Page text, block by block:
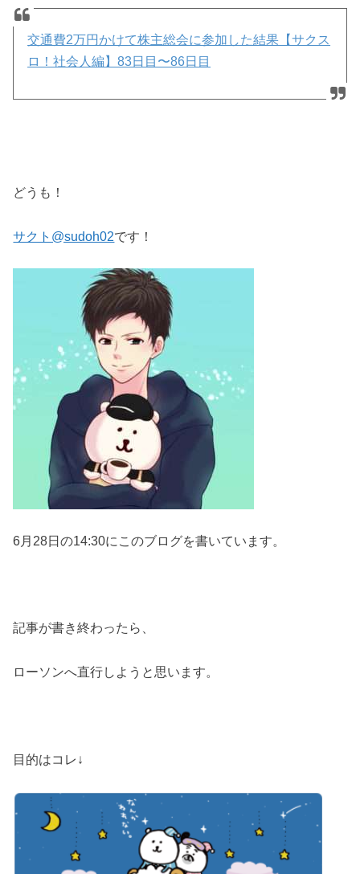
交通費2万円かけて株主総会に参加した結果【サクス
ロ！社会人編】83日目〜86日目
どうも！
サクト@sudoh02です！
6月28日の14:30にこのブログを書いています。
記事が書き終わったら、
ローソンへ直行しようと思います。
目的はコレ↓